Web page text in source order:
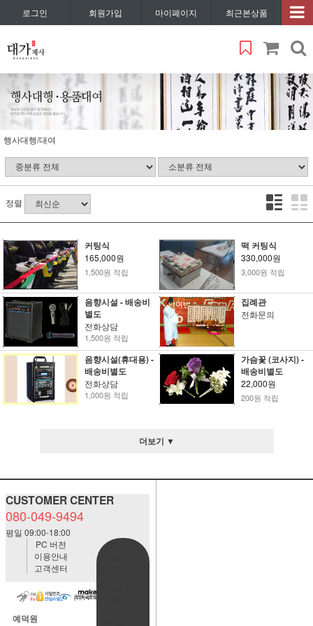
로그인 회원가입 마이페이지 최근본상품
행사대행/대여
정렬
커팅식
165,000원
1,500원 적립
떡 커팅식
330,000원
3,000원 적립
음향시설 - 배송비
별도
전화상담
1,500원 적립
집례관
전화문의
음향시설(휴대용) -
배송비별도
전화상담
1,000원 적립
가슴꽃 (코사지) -
배송비별도
22,000원
200원 적립
더보기 ▼
CUSTOMER CENTER
080-049-9494
평일 09:00-18:00
PC 버전
이용안내
고객센터
예덕원